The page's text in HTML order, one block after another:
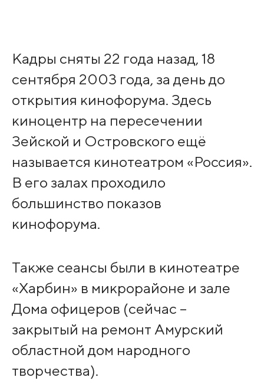
Кадры сняты 22 года назад, 18
сентября 2003 года, за день до
открытия кинофорума. Здесь
киноцентр на пересечении
Зейской и Островского ещё
называется кинотеатром «Россия».
В его залах проходило
большинство показов
кинофорума.
Также сеансы были в кинотеатре
«Харбин» в микрорайоне и зале
Дома офицеров (сейчас –
закрытый на ремонт Амурский
областной дом народного
творчества).